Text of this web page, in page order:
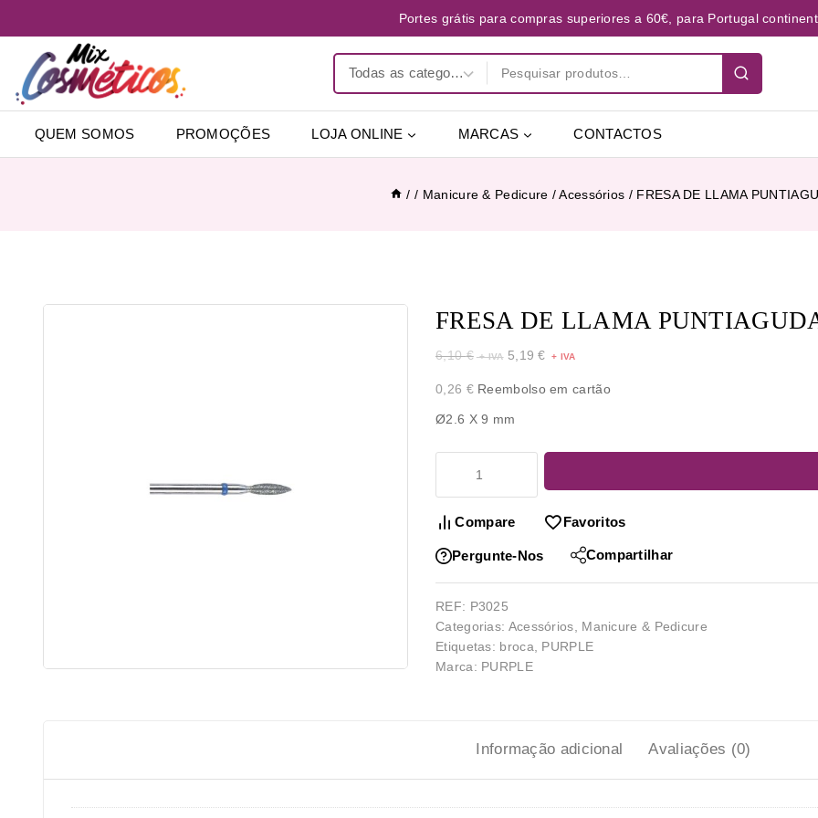
Portes grátis para compras superiores a 60€, para Portugal
QUEM SOMOS PROMOÇÕES LOJA ONLINE MARCAS CONTACTOS
/ / Manicure & Pedicure / Acessórios / FRESA DE LLAMA
FRESA DE LLAMA
6,10€ 5,19€
0,26 €Reembolso em cartão
Ø2.6 X 9 mm
Compare Favoritos
Pergunte-Nos Compartilhar
REF: P3025
Categorias: Acessórios
Manicure & Pedicure
Etiquetas: broca
PURPLE
Marca: PURPLE
Informação adicional Avaliações (0)